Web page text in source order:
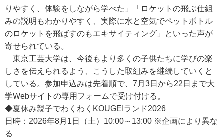
りやすく、体験をしながら学べた」「ロケットの飛ぶ仕組
みの説明もわかりやすく、実際に水と空気でペットボトル
のロケットを飛ばすのもエキサイティング」といった声が
寄せられている。
東京工芸大学は、今後もより多くの子供たちに学びの楽
しさを伝えられるよう、こうした取組みを継続していくと
している。参加申込みは先着順で、7月3日から22日まで大
学Webサイトの専用フォームで受け付ける。
◆夏休み親子でわくわくKOUGEIランド2026
日時：2026年8月1日（土）10:00～13:00 ※企画により異な
る